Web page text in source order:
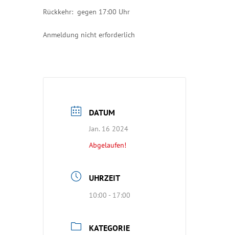
Rückkehr: gegen 17:00 Uhr
Anmeldung nicht erforderlich
DATUM
Jan. 16 2024
Abgelaufen!
UHRZEIT
10:00 - 17:00
KATEGORIE